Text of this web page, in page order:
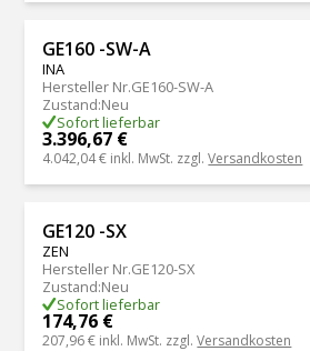
GE160 -SW-A
INA
Hersteller Nr.GE160-SW-A
Zustand:Neu
Sofort lieferbar
3.396,67 €
4.042,04 € inkl. MwSt. zzgl.Versandkosten
GE120 -SX
ZEN
Hersteller Nr.GE120-SX
Zustand:Neu
Sofort lieferbar
174,76 €
207,96 € inkl. MwSt. zzgl.Versandkosten